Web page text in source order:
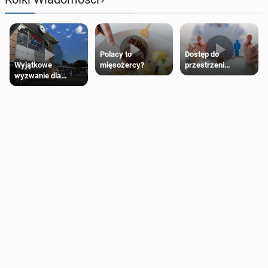
Wyjątkowe
wyzwanie dla
posiadaczy kart
Polacy to
mięsożercy?
Dostęp do
przestrzeni
przeznaczonych